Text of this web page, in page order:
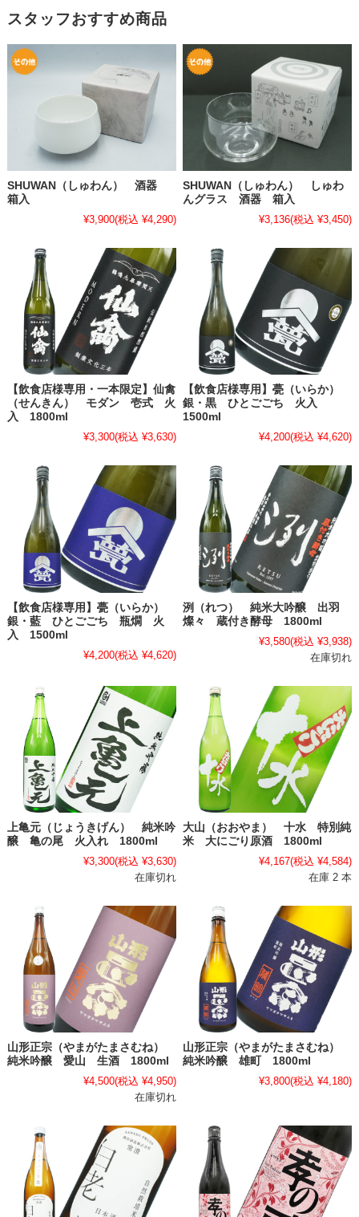
スタッフおすすめ商品
SHUWAN（しゅわん） 酒器
箱入
¥3,900(税込 ¥4,290)
SHUWAN（しゅわん） しゅわ
んグラス 酒器 箱入
¥3,136(税込 ¥3,450)
【飲食店様専用・一本限定】仙禽
（せんきん） モダン 壱式 火
入 1800ml
¥3,300(税込 ¥3,630)
【飲食店様専用】甍（いらか）
銀・黒 ひとごごち 火入
1500ml
¥4,200(税込 ¥4,620)
【飲食店様専用】甍（いらか）
銀・藍 ひとごごち 瓶燗 火
入 1500ml
¥4,200(税込 ¥4,620)
洌（れつ） 純米大吟醸 出羽
燦々 蔵付き酵母 1800ml
¥3,580(税込 ¥3,938)
在庫切れ
上亀元（じょうきげん） 純米吟
醸 亀の尾 火入れ 1800ml
¥3,300(税込 ¥3,630)
在庫切れ
大山（おおやま） 十水 特別純
米 大にごり原酒 1800ml
¥4,167(税込 ¥4,584)
在庫 2 本
山形正宗（やまがたまさむね）
純米吟醸 愛山 生酒 1800ml
¥4,500(税込 ¥4,950)
在庫切れ
山形正宗（やまがたまさむね）
純米吟醸 雄町 1800ml
¥3,800(税込 ¥4,180)